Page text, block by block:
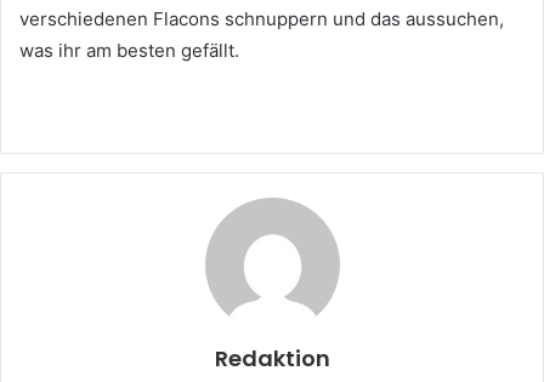
verschiedenen Flacons schnuppern und das aussuchen,
was ihr am besten gefällt.
Redaktion